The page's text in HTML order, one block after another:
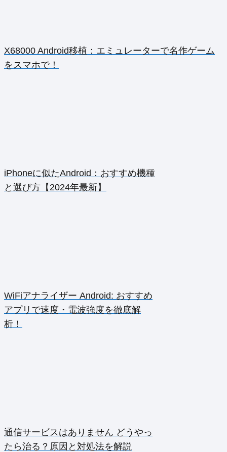
X68000 Android移植：エミュレーターで名作ゲーム
をスマホで！
iPhoneに似たAndroid：おすすめ機種
と選び方【2024年最新】
WiFiアナライザー Android: おすすめ
アプリで速度・電波強度を徹底解
析！
通信サービスはありません どうやっ
たら治る？原因と対処法を解説